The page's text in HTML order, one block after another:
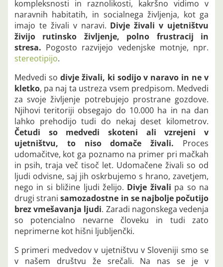
kompleksnosti in raznolikosti, kakršno vidimo v
naravnih habitatih, in socialnega življenja, kot ga
imajo te živali v naravi. Divje živali v ujetništvu
živijo rutinsko življenje, polno frustracij in
stresa. Pogosto razvijejo vedenjske motnje, npr.
stereotipijo.
Medvedi so divje živali, ki sodijo v naravo in ne v
kletko, pa naj ta ustreza vsem predpisom. Medvedi
za svoje življenje potrebujejo prostrane gozdove.
Njihovi teritoriji obsegajo do 10.000 ha in na dan
lahko prehodijo tudi do nekaj deset kilometrov.
Četudi so medvedi skoteni ali vzrejeni v
ujetništvu, to niso domače živali. Proces
udomačitve, kot ga poznamo na primer pri mačkah
in psih, traja več tisoč let. Udomačene živali so od
ljudi odvisne, saj jih oskrbujemo s hrano, zavetjem,
nego in si bližine ljudi želijo. Divje živali pa so na
drugi stranisamozadostne in se najbolje počutijo
brez vmešavanja ljudi. Zaradi nagonskega vedenja
so potencialno nevarne človeku in tudi zato
neprimerne kot hišni ljubljenčki.
S primeri medvedov v ujetništvu v Sloveniji smo se
v našem društvu že srečali. Na nas se je v